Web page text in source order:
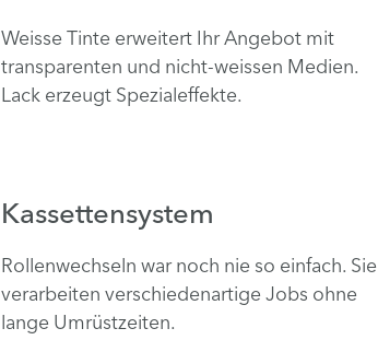
Weisse Tinte erweitert Ihr Angebot mit
transparenten und nicht-weissen Medien.
Lack erzeugt Spezialeffekte.
Kassettensystem
Rollenwechseln war noch nie so einfach. Sie
verarbeiten verschiedenartige Jobs ohne
lange Umrüstzeiten.